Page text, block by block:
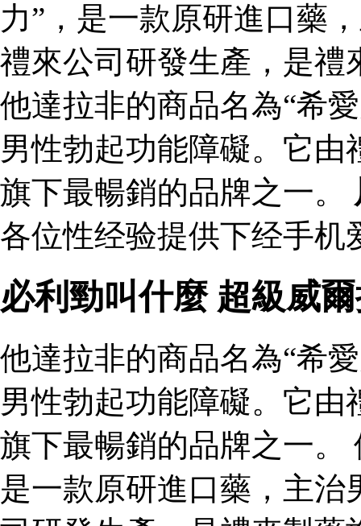
力”，是一款原研進口藥
禮來公司研發生產，是禮
他達拉非的商品名為“希
男性勃起功能障礙。它
旗下最暢銷的品牌之一。
各位性经验提供下经手机
必利勁叫什麼 超級威
他達拉非的商品名為“希
男性勃起功能障礙。它
旗下最暢銷的品牌之一。
是一款原研進口藥，主